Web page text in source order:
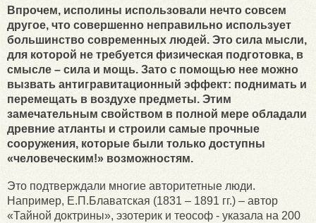
Впрочем, исполины использовали нечто совсем
другое, что совершенно неправильно использует
большинство современных людей. Это сила мысли,
для которой не требуется физическая подготовка, в
смысле – сила и мощь. Зато с помощью нее можно
вызвать антигравитационный эффект: поднимать и
перемещать в воздухе предметы. Этим
замечательным свойством в полной мере обладали
древние атланты и строили самые прочные
сооружения, которые были только доступны
«человеческим!» возможностям.
Это подтверждали многие авторитетные люди.
Например, Е.П.Блаватская (1831 – 1891 гг.) – автор
«Тайной доктрины», эзотерик и теософ - указала на 200